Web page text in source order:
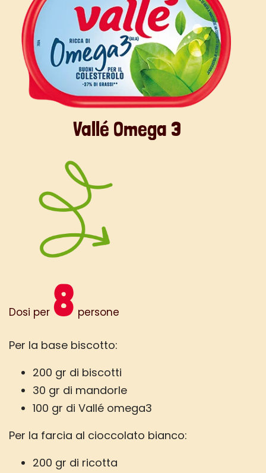
Dosi per 8 persone
Per la base biscotto:
200 gr di biscotti
30 gr di mandorle
100 gr di Vallé omega3
Per la farcia al cioccolato bianco:
200 gr di ricotta
Vallé Omega 3